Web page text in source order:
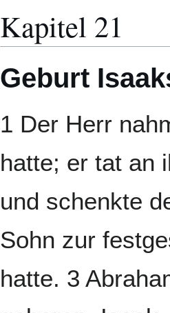
Kapitel 21
Geburt
1 Der Herr
hatte; er tat an
und schenkte
Sohn zur
hatte. 3